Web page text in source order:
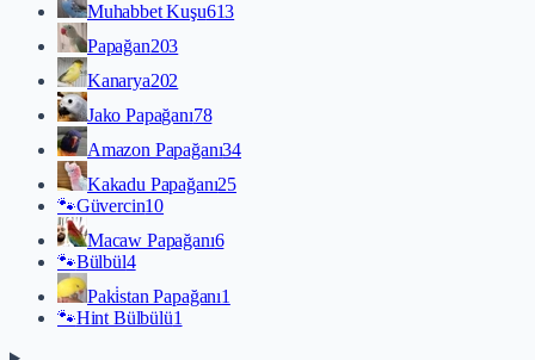
Muhabbet Kuşu613
Papağan203
Kanarya202
Jako Papağanı78
Amazon Papağanı34
Kakadu Papağanı25
🐾Güvercin10
Macaw Papağanı6
🐾Bülbül4
Paki̇stan Papağanı1
🐾Hint Bülbülü1